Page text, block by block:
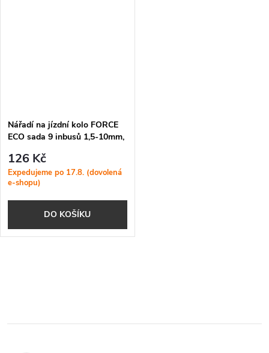
Nářadí na jízdní kolo FORCE
ECO sada 9 inbusů 1,5-10mm,
126 Kč
Expedujeme po 17.8. (dovolená
e-shopu)
DO KOŠÍKU
l